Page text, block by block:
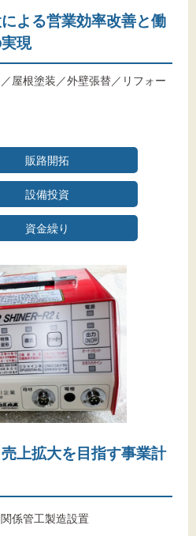
よる営業効率改善と働
現
屋根塗装／外壁張替／リフォー
販路開拓
設備投資
資金繰り
上拡大を目指す事業計
係管工製造設置